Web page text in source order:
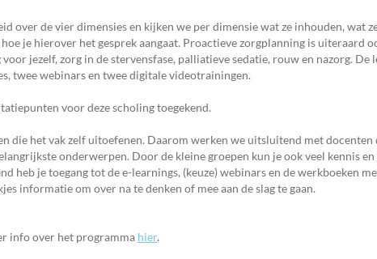
over de vier dimensies en kijken we per dimensie wat ze inhouden, wat
je hierover het gesprek aangaat. Proactieve zorgplanning is uiteraard
voor jezelf, zorg in de stervensfase, palliatieve sedatie, rouw en nazorg.
twee webinars en twee digitale videotrainingen.
voor deze scholing toegekend.
die het vak zelf uitoefenen. Daarom werken we uitsluitend met
onderwerpen. Door de kleine groepen kun je ook veel kennis
heb je toegang tot de e-learnings, (keuze) webinars en de werkboeken
informatie om over na te denken of mee aan de slag te gaan.
info over het programma hier.